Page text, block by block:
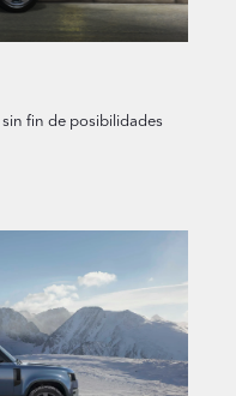
fin de posibilidades